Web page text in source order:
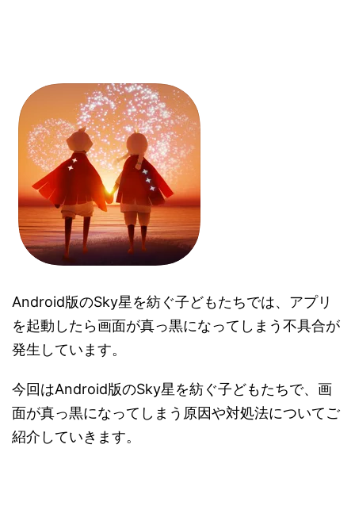
Android版のSky星を紡ぐ子どもたちでは、アプリ
を起動したら画面が真っ黒になってしまう不具合が
発生しています。
今回はAndroid版のSky星を紡ぐ子どもたちで、画
面が真っ黒になってしまう原因や対処法についてご
紹介していきます。